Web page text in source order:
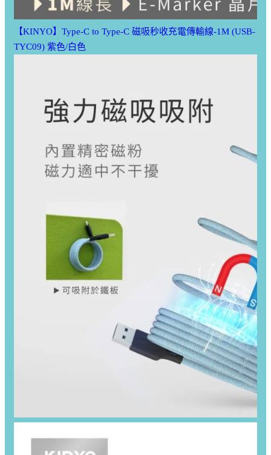
【KINYO】Type-C to Type-C 磁吸秒收充電傳輸線-1M (USB-
TYC09) 紫色/白色